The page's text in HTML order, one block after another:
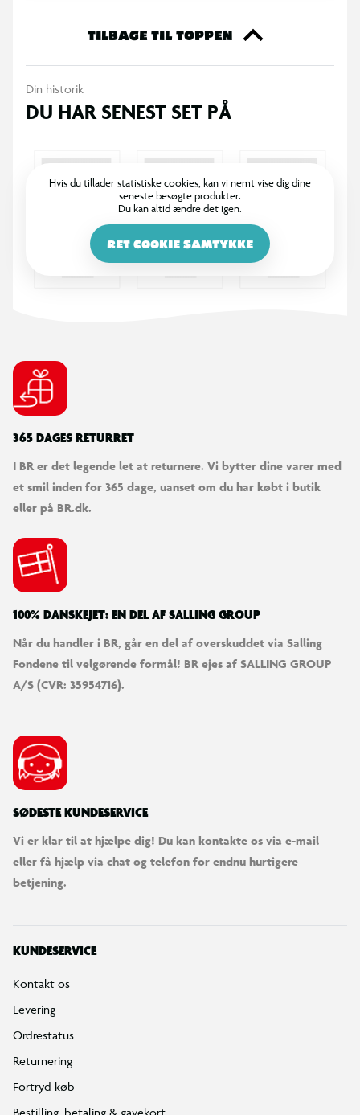
TILBAGE TIL TOPPEN
Din historik
DU HAR SENEST SET PÅ
Hvis du tillader statistiske cookies, kan vi nemt vise dig dine
seneste besøgte produkter.
Du kan altid ændre det igen.
RET COOKIE SAMTYKKE
365 DAGES RETURRET
I BR er det legende let at returnere. Vi bytter dine varer med
et smil inden for 365 dage, uanset om du har købt i butik
eller på BR.dk.
100% DANSKEJET: EN DEL AF SALLING GROUP
Når du handler i BR, går en del af overskuddet via Salling
Fondene til velgørende formål! BR ejes af SALLING GROUP
A/S (CVR: 35954716).
SØDESTE KUNDESERVICE
Vi er klar til at hjælpe dig! Du kan kontakte os via e-mail
eller få hjælp via chat og telefon for endnu hurtigere
betjening.
KUNDESERVICE
Kontakt os
Levering
Ordrestatus
Returnering
Fortryd køb